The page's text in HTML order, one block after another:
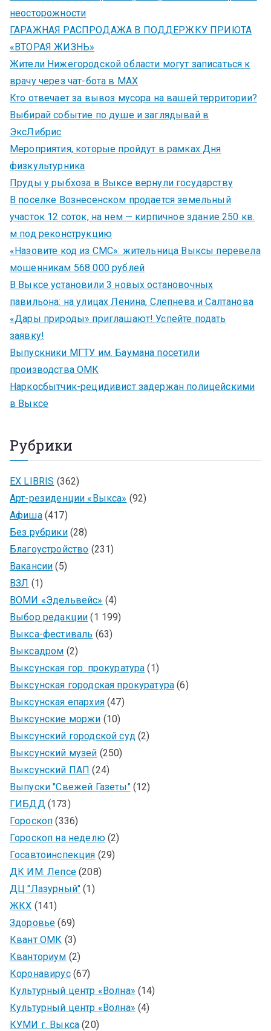
неосторожности
ГАРАЖНАЯ РАСПРОДАЖА В ПОДДЕРЖКУ ПРИЮТА
«ВТОРАЯ ЖИЗНЬ»
Жители Нижегородской области могут записаться к
врачу через чат-бота в MAX
Кто отвечает за вывоз мусора на вашей территории?
Выбирай событие по душе и заглядывай в
ЭксЛибрис
Мероприятия, которые пройдут в рамках Дня
физкультурника
Пруды у рыбхоза в Выксе вернули государству
В поселке Вознесенском продается земельный
участок 12 соток, на нем — кирпичное здание 250 кв.
м под реконструкцию
«Назовите код из СМС»: жительница Выксы перевела
мошенникам 568 000 рублей
В Выксе установили 3 новых остановочных
павильона: на улицах Ленина, Слепнева и Салтанова
«Дары природы» приглашают! Успейте подать
заявку!
Выпускники МГТУ им. Баумана посетили
производства ОМК
Наркосбытчик-рецидивист задержан полицейскими
в Выксе
Рубрики
EX LIBRIS (362)
Арт-резиденции «Выкса» (92)
Афиша(417)
Без рубрики(28)
Благоустройство (231)
Вакансии (5)
ВЗЛ (1)
ВОМИ «Эдельвейс» (4)
Выбор редакции (1 199)
Выкса-фестиваль (63)
Выксадром (2)
Выксунская гор. прокуратура (1)
Выксунская городская прокуратура (6)
Выксунская епархия(47)
Выксунские моржи (10)
Выксунский городской суд(2)
Выксунский музей (250)
Выксунский ПАП (24)
Выпуски "Свежей Газеты"(12)
ГИБДД(173)
Гороскоп (336)
Гороскоп на неделю(2)
Госавтоинспекция (29)
ДК ИМ. Лепсе(208)
ДЦ "Лазурный" (1)
ЖКХ (141)
Здоровье (69)
Квант ОМК (3)
Кванториум (2)
Коронавирус(67)
Культурный центр «Волна» (14)
Культурный центр «Волна» (4)
КУМИ г. Выкса (20)